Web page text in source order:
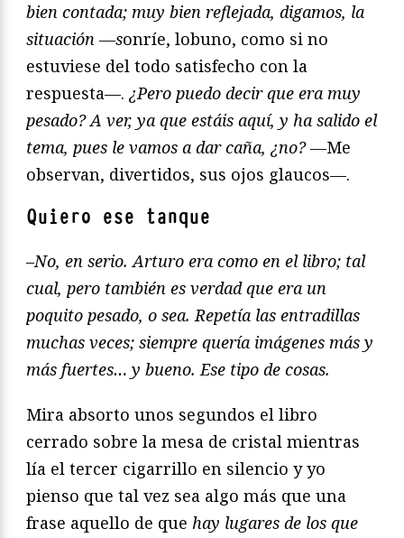
bien contada; muy bien reflejada, digamos, la
situación —sonríe, lobuno, como si no
estuviese del todo satisfecho con la
respuesta—. ¿Pero puedo decir que era muy
pesado? A ver, ya que estáis aquí, y ha salido el
tema, pues le vamos a dar caña, ¿no? —Me
observan, divertidos, sus ojos glaucos—.
Quiero ese tanque
–No, en serio. Arturo era como en el libro; tal
cual, pero también es verdad que era un
poquito pesado, o sea. Repetía las entradillas
muchas veces; siempre quería imágenes más y
más fuertes… y bueno. Ese tipo de cosas.
Mira absorto unos segundos el libro
cerrado sobre la mesa de cristal mientras
lía el tercer cigarrillo en silencio y yo
pienso que tal vez sea algo más que una
frase aquello de que hay lugares de los que